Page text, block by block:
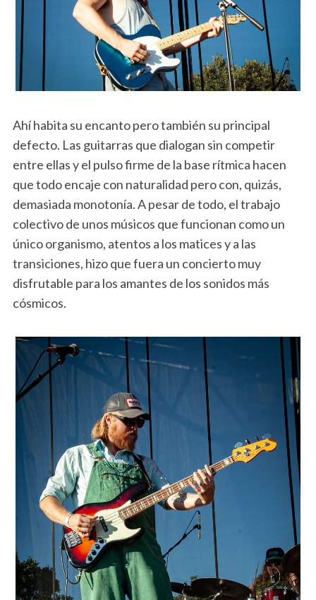
Ahí habita su encanto pero también su principal
defecto. Las guitarras que dialogan sin competir
entre ellas y el pulso firme de la base rítmica hacen
que todo encaje con naturalidad pero con, quizás,
demasiada monotonía. A pesar de todo, el trabajo
colectivo de unos músicos que funcionan como un
único organismo, atentos a los matices y a las
transiciones, hizo que fuera un concierto muy
disfrutable para los amantes de los sonidos más
cósmicos.